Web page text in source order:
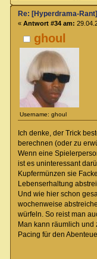
ghoul
Username: ghoul
Re: [Hyperdrama-
« Antwort #34 am:
Ich denke, der Trick
berechnen (oder zu
Wenn eine
ist es uninteressant
Kupfermünzen sie
Lebenserhaltung
Und wie hier schon
wochenweise
würfeln. So reist man
Man kann räumlich
Pacing für den